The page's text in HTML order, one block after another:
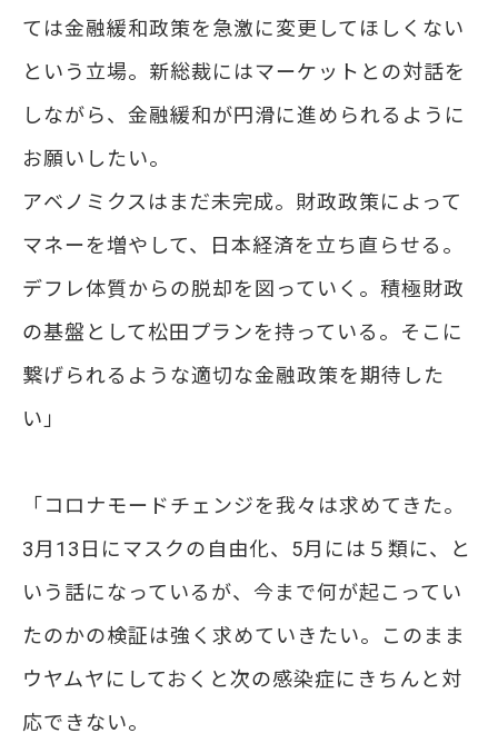
ては金融緩和政策を急激に変更してほしくない
という立場。新総裁にはマーケットとの対話を
しながら、金融緩和が円滑に進められるように
お願いしたい。
アベノミクスはまだ未完成。財政政策によって
マネーを増やして、日本経済を立ち直らせる。
デフレ体質からの脱却を図っていく。積極財政
の基盤として松田プランを持っている。そこに
繋げられるような適切な金融政策を期待した
い」
「コロナモードチェンジを我々は求めてきた。
3月13日にマスクの自由化、5月には５類に、と
いう話になっているが、今まで何が起こってい
たのかの検証は強く求めていきたい。このまま
ウヤムヤにしておくと次の感染症にきちんと対
応できない。